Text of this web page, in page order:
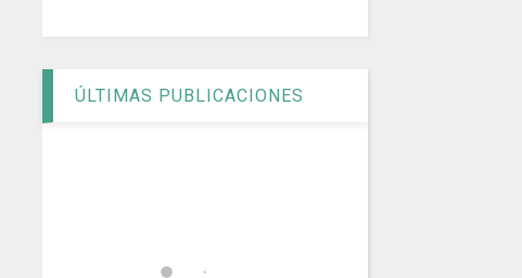
ÚLTIMAS PUBLICACIONES